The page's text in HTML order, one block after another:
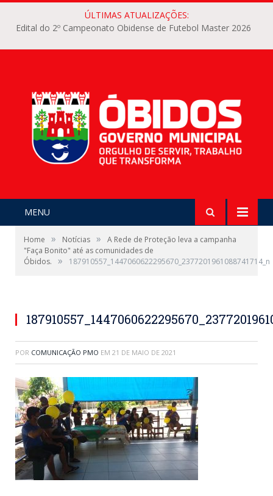
ÚLTIMAS ATUALIZAÇÕES:
Edital do 2º Campeonato Obidense de Futebol Master 2026
MENU
Home » Notícias »
A Rede de Proteção leva a campanha
"Faça Bonito" até as comunidades de
Óbidos.
» 187910557_1447060622295670_2377201961088741714_n
POR COMUNICAÇÃO PMO EM 21 DE MAIO DE 2021